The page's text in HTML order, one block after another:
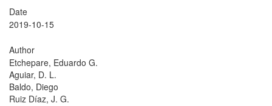
Date
2019-10-15
Author
Etchepare, Eduardo G.
Aguiar, D. L.
Baldo, Diego
Ruiz Díaz, J. G.